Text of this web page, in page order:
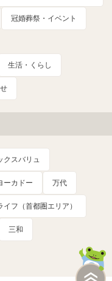
冠婚葬祭・イベント
生活・くらし
クスバリュ
ーカドー 万代
イフ（首都圏エリア）
三和